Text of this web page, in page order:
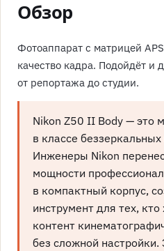
Обзор
Фотоаппарат с матрицей
качество кадра. Подойдёт и
от репортажа до студии.
Nikon Z50 II Body — это
в классе
Инженеры Nikon
мощности
в компактный корпус,
инструмент для тех, кто
контент
без сложной